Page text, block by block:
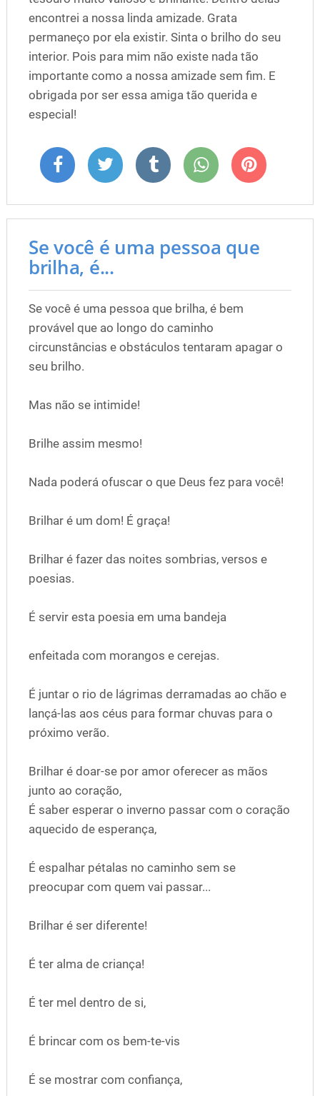
encontrei a nossa linda amizade. Grata
permaneço por ela existir. Sinta o brilho do seu
interior. Pois para mim não existe nada tão
importante como a nossa amizade sem fim. E
obrigada por ser essa amiga tão querida e
especial!
Se você é uma pessoa que
brilha, é...
Se você é uma pessoa que brilha, é bem
provável que ao longo do caminho
circunstâncias e obstáculos tentaram apagar o
seu brilho.
Mas não se intimide!
Brilhe assim mesmo!
Nada poderá ofuscar o que Deus fez para você!
Brilhar é um dom! É graça!
Brilhar é fazer das noites sombrias, versos e
poesias.
É servir esta poesia em uma bandeja
enfeitada com morangos e cerejas.
É juntar o rio de lágrimas derramadas ao chão e
lançá-las aos céus para formar chuvas para o
próximo verão.
Brilhar é doar-se por amor oferecer as mãos
junto ao coração,
É saber esperar o inverno passar com o coração
aquecido de esperança,
É espalhar pétalas no caminho sem se
preocupar com quem vai passar...
Brilhar é ser diferente!
É ter alma de criança!
É ter mel dentro de si,
É brincar com os bem-te-vis
É se mostrar com confiança,